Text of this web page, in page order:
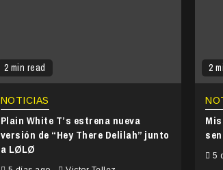
2 min read
NOTICIAS
Plain White T’s estrena nueva
versión de “Hey There Delilah” junto
a LØLØ
2
5